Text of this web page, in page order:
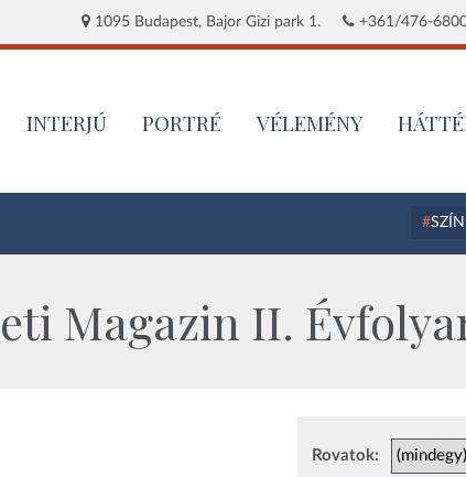
1095 Budapest, Bajor Gizi park 1. +361/476-
INTERJÚ PORTRÉ VÉLEMÉNY
Magazin II.
Rovatok: